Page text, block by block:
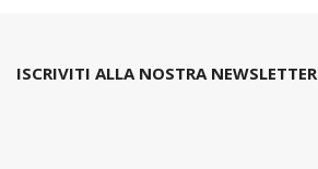
ISCRIVITI ALLA NOSTRA NEWSLETTER